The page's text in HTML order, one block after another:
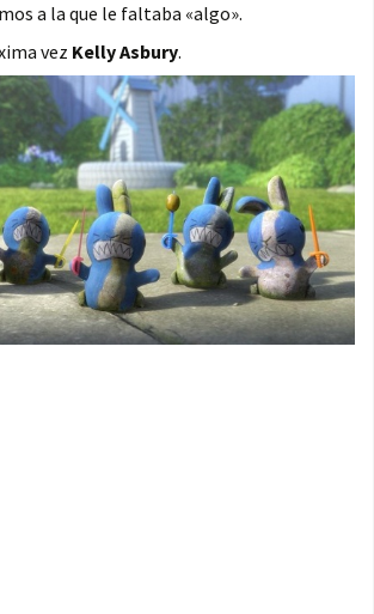
a la que le faltaba «algo».
vez Kelly Asbury.